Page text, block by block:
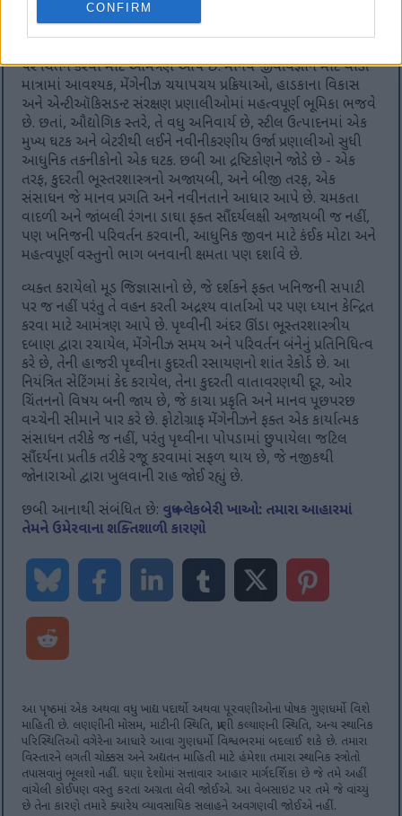
CONFIRM
હોય જેને કાળજીપૂર્વક સાચવવામાં અને પ્રદર્શિત કરવામાં આવે છે.
પર ચિંતન કરવા માટે આમંત્રણ આપે છે. માનવ જીવવિજ્ઞાન માટે થોડી
માત્રામાં આવશ્યક, મેંગેનીઝ ચયાપચય પ્રક્રિયાઓ, હાડકાના વિકાસ
અને એન્ટીઑકિસડન્ટ સંરક્ષણ પ્રણાલીઓમાં મહત્વપૂર્ણ ભૂમિકા ભજવે
છે. છતાં, ઔદ્યોગિક સ્તરે, તે વધુ અનિવાર્ય છે, સ્ટીલ ઉત્પાદનમાં એક
મુખ્ય ઘટક અને બેટરીથી લઈને નવીનીકરણીય ઉર્જા પ્રણાલીઓ સુધી
આધુનિક તકનીકોનો એક ઘટક. છબી આ દ્રષ્ટિકોણને જોડે છે - એક
તરફ, કુદરતી ભૂસ્તરશાસ્ત્રનો અજાયબી, અને બીજી તરફ, એક
સંસાધન જે માનવ પ્રગતિ અને નવીનતાને આધાર આપે છે. ચમકતા
વાદળી અને જાંબલી રંગના ડાઘા ફક્ત સૌંદર્યલક્ષી અજાયબી જ નહીં,
પણ ખનિજની પરિવર્તન કરવાની, આધુનિક જીવન માટે કંઈક મોટા અને
મહત્વપૂર્ણ વસ્તુનો ભાગ બનવાની ક્ષમતા પણ દર્શાવે છે.
વ્યક્ત કરાયેલો મૂડ જિજ્ઞાસાનો છે, જે દર્શકને ફક્ત ખનિજની સપાટી
પર જ નહીં પરંતુ તે વહન કરતી અદ્રશ્ય વાર્તાઓ પર પણ ધ્યાન કેન્દ્રિત
કરવા માટે આમંત્રણ આપે છે. પૃથ્વીની અંદર ઊંડા ભૂસ્તરશાસ્ત્રીય
દબાણ દ્વારા રચાયેલ, મેંગેનીઝ સમય અને પરિવર્તન બંનેનું પ્રતિનિધિત્વ
કરે છે, તેની હાજરી પૃથ્વીના કુદરતી રસાયણનો શાંત રેકોર્ડ છે. આ
નિયંત્રિત સેટિંગમાં કેદ કરાયેલ, તેના કુદરતી વાતાવરણથી દૂર, ઓર
ચિંતનનો વિષય બની જાય છે, જે કાચા પ્રકૃતિ અને માનવ પૂછપરછ
વચ્ચેની સીમાને પાર કરે છે. ફોટોગ્રાફ મેંગેનીઝને ફક્ત એક કાર્યાત્મક
સંસાધન તરીકે જ નહીં, પરંતુ પૃથ્વીના પોપડામાં છુપાયેલા જટિલ
સૌંદર્યના પ્રતીક તરીકે રજૂ કરવામાં સફળ થાય છે, જે નજીકથી
જોનારાઓ દ્વારા ખુલવાની રાહ જોઈ રહ્યું છે.
છબી આનાથી સંબંધિત છે: વધુ બ્લેકબેરી ખાઓ: તમારા આહારમાં
તેમને ઉમેરવાના શક્તિશાળી કારણો
આ પૃષ્ઠમાં એક અથવા વધુ ખાદ્ય પદાર્થો અથવા પૂરવણીઓના પોષક ગુણધર્મો વિશે
માહિતી છે. લણણીની મોસમ, માટીની સ્થિતિ, પ્રાણી કલ્યાણની સ્થિતિ, અન્ય સ્થાનિક
પરિસ્થિતિઓ વગેરેના આધારે આવા ગુણધર્મો વિશ્વભરમાં બદલાઈ શકે છે. તમારા
વિસ્તારને લગતી ચોક્કસ અને અદ્યતન માહિતી માટે હંમેશા તમારા સ્થાનિક સ્ત્રોતો
તપાસવાનું ભૂલશો નહીં. ઘણા દેશોમાં સત્તાવાર આહાર માર્ગદર્શિકા છે જે તમે અહીં
વાંચેલી કોઈપણ વસ્તુ કરતાં અગ્રતા લેવી જોઈએ. આ વેબસાઇટ પર તમે જે વાંચ્યું
છે તેના કારણે તમારે ક્યારેય વ્યાવસાયિક સલાહને અવગણવી જોઈએ નહીં.